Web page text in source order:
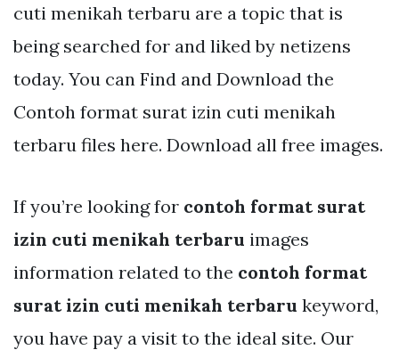
cuti menikah terbaru are a topic that is
being searched for and liked by netizens
today. You can Find and Download the
Contoh format surat izin cuti menikah
terbaru files here. Download all free images.
If you’re looking for contoh format surat
izin cuti menikah terbaru images
information related to the contoh format
surat izin cuti menikah terbaru keyword,
you have pay a visit to the ideal site. Our